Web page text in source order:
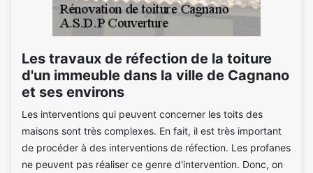
Les travaux de réfection de la toiture
d'un immeuble dans la ville de Cagnano
et ses environs
Les interventions qui peuvent concerner les toits des
maisons sont très complexes. En fait, il est très important
de procéder à des interventions de réfection. Les profanes
ne peuvent pas réaliser ce genre d'intervention. Donc, on